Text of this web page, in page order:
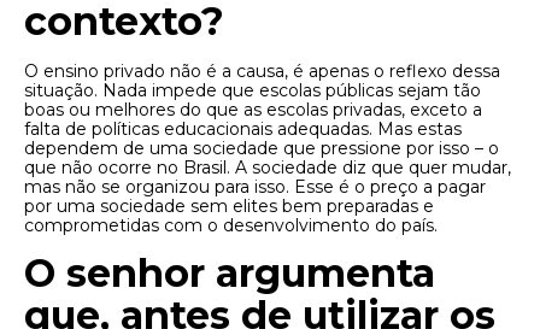
contexto?
O ensino privado não é a causa, é apenas o reflexo dessa
situação. Nada impede que escolas públicas sejam tão
boas ou melhores do que as escolas privadas, exceto a
falta de políticas educacionais adequadas. Mas estas
dependem de uma sociedade que pressione por isso – o
que não ocorre no Brasil. A sociedade diz que quer mudar,
mas não se organizou para isso. Esse é o preço a pagar
por uma sociedade sem elites bem preparadas e
comprometidas com o desenvolvimento do país.
O senhor argumenta
que, antes de utilizar os